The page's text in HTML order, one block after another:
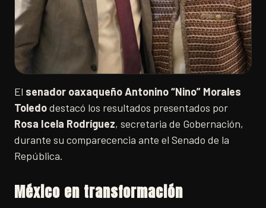
El senador oaxaqueño Antonino “Nino” Morales
Toledodestacó los resultados presentados por
Rosa Icela Rodríguez, secretaria de Gobernación,
durante su comparecencia ante el Senado de la
República.
México en transformación